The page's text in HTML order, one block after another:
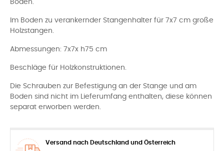
Boden.
Im Boden zu verankernder Stangenhalter für 7x7 cm große
Holzstangen.
Abmessungen: 7x7x h75 cm
Beschläge für Holzkonstruktionen.
Die Schrauben zur Befestigung an der Stange und am
Boden sind nicht im Lieferumfang enthalten, diese können
separat erworben werden.
Versand nach Deutschland und Österreich